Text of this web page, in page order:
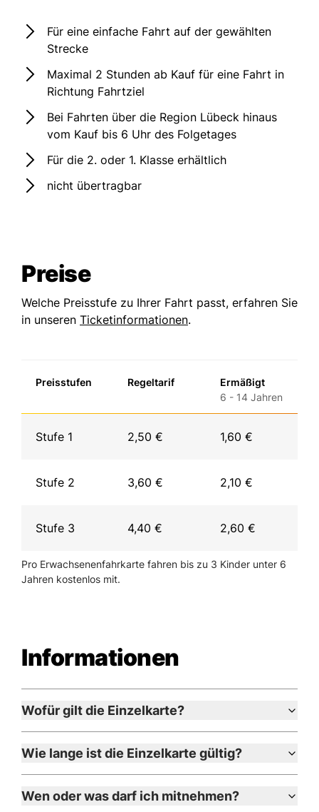
Für eine einfache Fahrt auf der gewählten
Strecke
Maximal 2 Stunden ab Kauf für eine Fahrt in
Richtung Fahrtziel
Bei Fahrten über die Region Lübeck hinaus
vom Kauf bis 6 Uhr des Folgetages
Für die 2. oder 1. Klasse erhältlich
nicht übertragbar
Preise
Welche Preisstufe zu Ihrer Fahrt passt, erfahren Sie
in unseren Ticketinformationen.
Preisstufen Regeltarif
Ermäßigt
6 - 14 Jahren
Stufe 1 2,50 € 1,60 €
Stufe 2 3,60 € 2,10 €
Stufe 3 4,40 € 2,60 €
Pro Erwachsenenfahrkarte fahren bis zu 3 Kinder unter 6
Jahren kostenlos mit.
Informationen
Wofür gilt die Einzelkarte?
Die Einzelkarte können Sie für eine einfache Fahrt
Wie lange ist die Einzelkarte gültig?
Die Einzelkarte ist maximal zwei Stunden ab Kauf
Wen oder was darf ich mitnehmen?